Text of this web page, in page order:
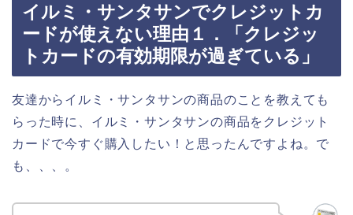
イルミ・サンタサンでクレジットカ
ードが使えない理由１．「クレジッ
トカードの有効期限が過ぎている」
友達からイルミ・サンタサンの商品のことを教えても
らった時に、イルミ・サンタサンの商品をクレジット
カードで今すぐ購入したい！と思ったんですよね。で
も、、、。